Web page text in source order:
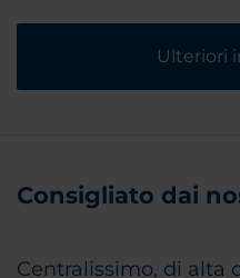
Ulteriori
Consigliato dai
Centralissimo, di alta